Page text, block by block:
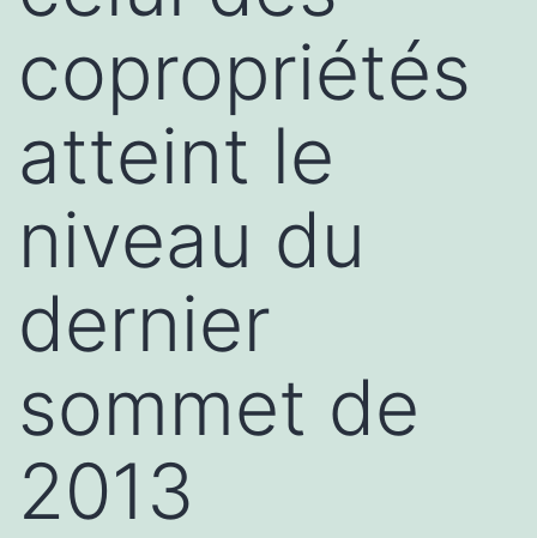
copropriétés
atteint le
niveau du
dernier
sommet de
2013